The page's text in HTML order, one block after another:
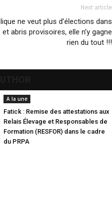
Next article
ne veut plus d’élections dans
abris provisoires, elle n’y gagne
rien du tout !!!
A la une
Fatick : Remise des attestations aux
Relais Élevage et Responsables de
Formation (RESFOR) dans le cadre
du PRPA